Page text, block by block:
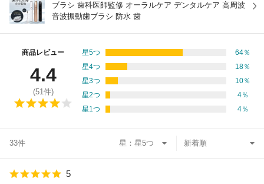
ブラシ 歯科医師監修 オーラルケア デンタルケア 高周波
音波振動歯ブラシ 防水 歯
商品レビュー
4.4
(51件)
星5つ 64％
星4つ
18％
星3つ
10％
星2つ
4％
星1つ
4％
33件 星：
5
支払い方法
その他の条件
送料無料
Pontaパス特典対象すべて